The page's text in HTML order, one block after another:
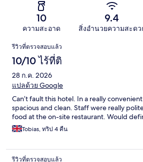
10
ความสะอาด
9.4
สิ่งอำนวยความสะดว
รีวิว
รีวิวที่ตรวจสอบแล้ว
10/10 ไร้ที่ติ
28 ก.ค. 2026
แปลด้วย Google
Can’t fault this hotel. In a really
spacious and clean. Staff were really
food at the on-site restaurant. Would
Tobias, ทริป 4 คืน
รีวิวที่ตรวจสอบแล้ว